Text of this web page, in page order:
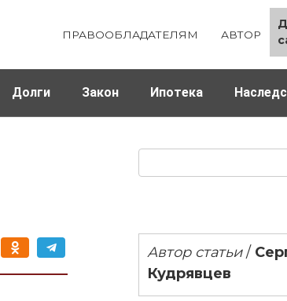
ПРАВООБЛАДАТЕЛЯМ АВТОР
Долги Закон Ипотека
Автор статьи/
Кудрявцев